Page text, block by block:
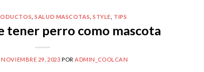
,SALUD MASCOTAS ,STYLE TIPS
tener perro como mascota
NOVIEMBRE 29, 2023 PORADMIN_COOLCAN